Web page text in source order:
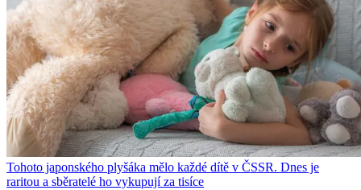
Tohoto japonského plyšáka mělo každé dítě v ČSSR. Dnes je
raritou a sběratelé ho vykupují za tisíce